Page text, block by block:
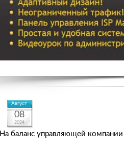
Август
08
2024
На баланс управляющей